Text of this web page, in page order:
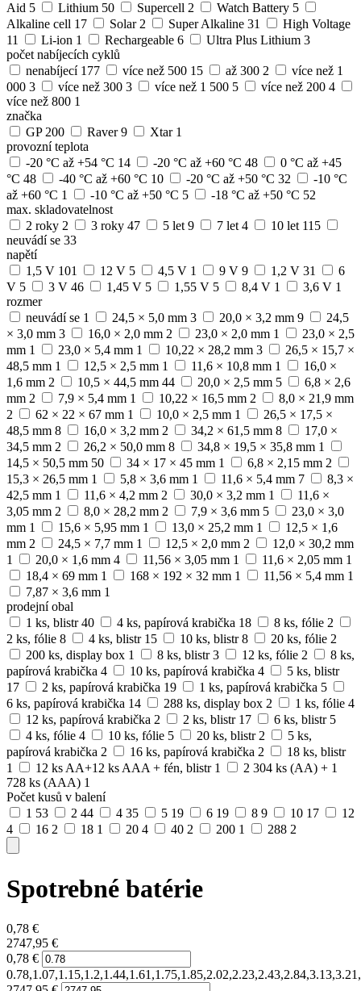
Aid 5 Lithium 50 Supercell 2 Watch Battery 5
Alkaline cell 17 Solar 2 Super Alkaline 31
High Voltage
11
Li-ion 1 Rechargeable 6 Ultra Plus Lithium 3
počet nabíjecích cyklů
nenabíjecí 177 více než 500 15 až 300 2
více než 1
000 3 více než 300 3 více než 1 500 5 více než 200 4
více než 800 1
značka
GP 200 Raver9 Xtar 1
provozní teplota
-20 °C až +54 °C 14 -20 °C až +60 °C 48
0 °C až +45
°C 48 -40 °C až +60 °C 10 -20 °C až +50 °C 32
-10 °C
až +60 °C 1 -10 °C až +50 °C 5 -18 °C až +50 °C 52
max. skladovatelnost
2 roky 2 3 roky 47 5 let 9 7 let 4 10 let 115
neuvádí se 33
napětí
1,5 V 101 12 V 5 4,5 V 1 9 V 9 1,2 V 31
6
V 5 3 V 46 1,45 V 5 1,55 V 5 8,4 V 1 3,6 V 1
rozmer
neuvádí se 1 24,5 × 5,0 mm 3 20,0 × 3,2 mm 9
24,5
× 3,0 mm 3 16,0 × 2,0 mm 2 23,0 × 2,0 mm 1
23,0 × 2,5
mm 1 23,0 × 5,4 mm 1 10,22 × 28,2 mm 3
26,5 × 15,7 ×
48,5 mm 1 12,5 × 2,5 mm 1 11,6 × 10,8 mm 1
16,0 ×
1,6 mm 2 10,5 × 44,5 mm 44 20,0 × 2,5 mm 5
6,8 × 2,6
mm 2 7,9 × 5,4 mm 1 10,22 × 16,5 mm 2
8,0 × 21,9 mm
2
62 × 22 × 67 mm 1 10,0 × 2,5 mm 1
26,5 × 17,5 ×
48,5 mm 8 16,0 × 3,2 mm 2 34,2 × 61,5 mm 8
17,0 ×
34,5 mm 2 26,2 × 50,0 mm 8 34,8 × 19,5 × 35,8 mm 1
14,5 × 50,5 mm 50 34 × 17 × 45 mm 1 6,8 × 2,15 mm 2
15,3 × 26,5 mm 1 5,8 × 3,6 mm 1 11,6 × 5,4 mm 7
8,3 ×
42,5 mm 1 11,6 × 4,2 mm 2 30,0 × 3,2 mm 1
11,6 ×
3,05 mm 2 8,0 × 28,2 mm 2 7,9 × 3,6 mm 5
23,0 × 3,0
mm 1 15,6 × 5,95 mm 1 13,0 × 25,2 mm 1
12,5 × 1,6
mm 2 24,5 × 7,7 mm 1 12,5 × 2,0 mm 2
12,0 × 30,2 mm
1
20,0 × 1,6 mm 4 11,56 × 3,05 mm 1 11,6 × 2,05 mm 1
18,4 × 69 mm 1 168 × 192 × 32 mm 1 11,56 × 5,4 mm 1
7,87 × 3,6 mm 1
prodejní obal
1 ks, blistr40 4 ks, papírová krabička 18 8 ks, fólie 2
2 ks, fólie 8 4 ks, blistr 15 10 ks, blistr8 20 ks, fólie 2
200 ks, display box 1 8 ks, blistr3 12 ks, fólie 2
8 ks,
papírová krabička 4 10 ks, papírová krabička 4
5 ks, blistr
17
2 ks, papírová krabička 19 1 ks, papírová krabička 5
6 ks, papírová krabička 14 288 ks, display box 2 1 ks, fólie 4
12 ks, papírová krabička 2 2 ks, blistr 17 6 ks, blistr 5
4 ks, fólie 4 10 ks, fólie 5 20 ks, blistr 2
5 ks,
papírová krabička 2 16 ks, papírová krabička 2
18 ks, blistr
1
12 ks AA+12 ks AAA + fén, blistr 1
2 304 ks (AA) + 1
728 ks (AAA) 1
Počet kusů v balení
1 53 2 44 4 35 5 19 6 19 8 9 10 17
12
4
16 2 18 1 20 4 40 2 200 1 288 2
Spotrebné batérie
0,78 €
2747,95 €
0,78 €